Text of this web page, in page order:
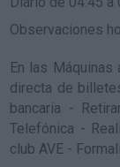
Observaciones
En las Máquinas
directa de
bancaria -
Telefónica -
club AVE -